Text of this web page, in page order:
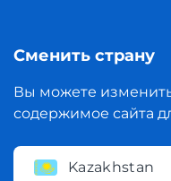
Сменить страну
Вы можете
содержимое сайта
Kazakhstan